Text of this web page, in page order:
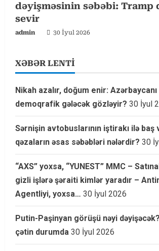
dəyişməsinin səbəbi: Tramp
sevir
admin 30 İyul 2026
XƏBƏR LENTİ
Nikah azalır, doğum enir: Azərbaycanı
demoqrafik gələcək gözləyir? 30 İyul
Sərnişin avtobuslarının iştirakı ilə baş
qəzaların əsas səbəbləri nələrdir? 30
“AXS” yoxsa, “YUNEST” MMC –
gizli işlərə şəraiti kimlər yaradır –
Agentliyi, yoxsa… 30 İyul 2026
Putin-Paşinyan görüşü nəyi
çətin durumda 30 İyul 2026